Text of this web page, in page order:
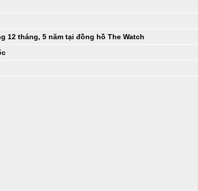
12 tháng, 5 năm tại đồng hồ The Watch